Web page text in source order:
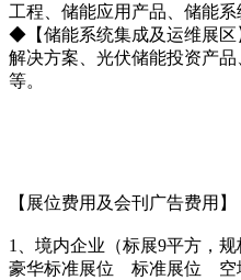
工程、储能应用产品、储能系
◆【储能系统集成及运维展区
解决方案、光伏储能投资产
等。
【展位费用及会刊广告费用】
1、境内企业（标展9平方，规
豪华标准展位 标准展位 空